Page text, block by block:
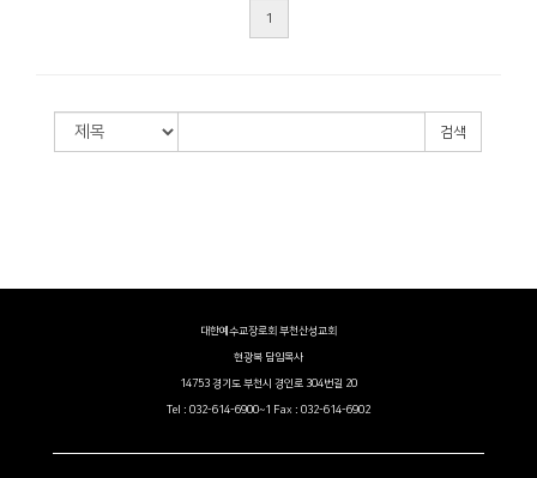
1
검색
대한예수교장로회 부천산성교회
현광복 담임목사
14753 경기도 부천시 경인로 304번길 20
Tel : 032-614-6900~1 Fax : 032-614-6902